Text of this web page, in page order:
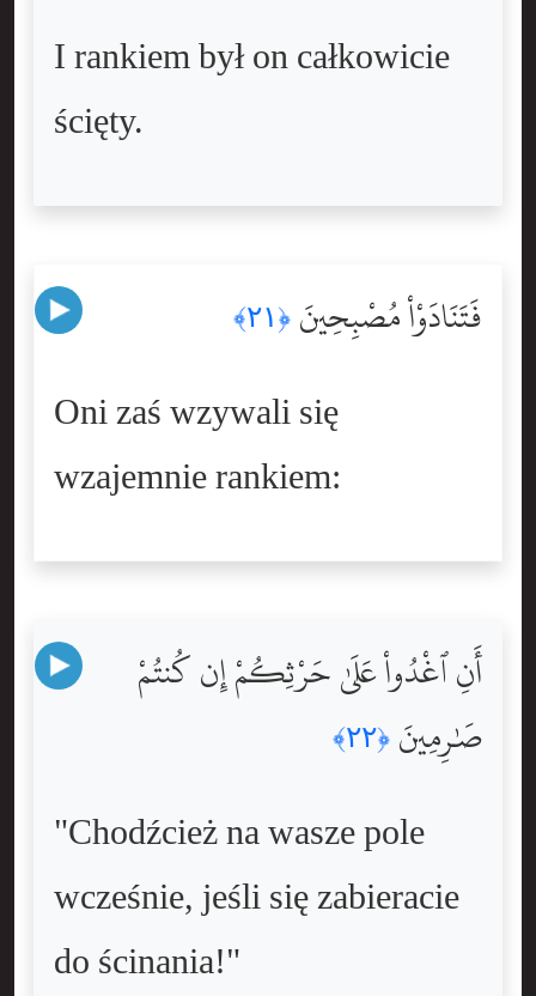
I rankiem był on całkowicie
ścięty.
فَتَنَادَوْاْ مُصْبِحِينَ ﴿٢١﴾
Oni zaś wzywali się
wzajemnie rankiem:
أَنِ ٱغْدُواْ عَلَىٰ حَرْثِكُمْ إِن كُنتُمْ
صَٰرِمِينَ ﴿٢٢﴾
"Chodźcież na wasze pole
wcześnie, jeśli się zabieracie
do ścinania!"